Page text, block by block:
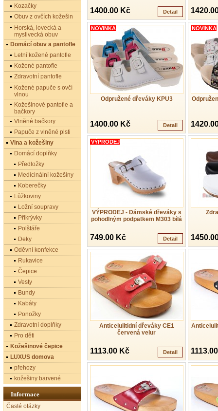
1400.00 Kč Detail
Odpružené dřeváky KPU3
NOVINKA
1400.00 Kč Detail
NOVINKA
VÝPRODEJ - Dámské dřeváky s
pohodlným podpatkem M303 bílá
VÝPRODEJ
749.00 Kč Detail
Anticelulitidní dřeváky CE1
červená velur
1113.00 Kč Detail
Kozačky
Obuv z ovčích kožešin
Horská, lovecká a
myslivecká obuv
Domácí obuv a pantofle
Letní kožené pantofle
Kožené pantofle
Zdravotní pantofle
Kožené papuče s ovčí
vlnou
Kožešinové pantofle a
bačkory
Vlněné bačkory
Papuče z vlněné plsti
Vlna a kožešiny
Domácí doplňky
Předložky
Medicinální kožešiny
Koberečky
Lůžkoviny
Ložní soupravy
Přikrývky
Polštáře
Deky
Oděvní konfekce
Rukavice
Čepice
Vesty
Bundy
Kabáty
Ponožky
Zdravotní doplňky
Pro děti
Kožešinové čepice
LUXUS domova
přehozy
kožešiny barvené
Informace
Časté otázky